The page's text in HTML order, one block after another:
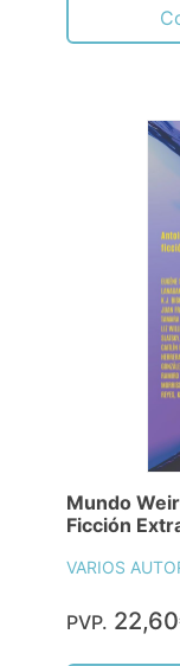
Mundo
Ficción
VARIOS
PVP.